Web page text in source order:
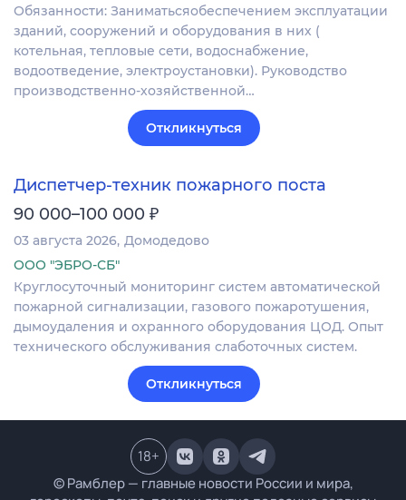
Обязанности: Заниматьсяобеспечением эксплуатации
зданий, сооружений и оборудования в них (
котельная, тепловые сети, водоснабжение,
водоотведение, электроустановки). Руководство
производственно-хозяйственной…
Откликнуться
Диспетчер-техник пожарного поста
90 000–100 000 ₽
03 августа 2026 Домодедово
ООО "ЭБРО-СБ"
Круглосуточный мониторинг систем автоматической
пожарной сигнализации, газового пожаротушения,
дымоудаления и охранного оборудования ЦОД. Опыт
технического обслуживания слаботочных систем.
Откликнуться
© Рамблер — главные новости России и мира,
18+